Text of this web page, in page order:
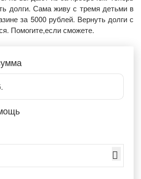
долги. Сама живу с тремя детьми в
за 5000 рублей. Вернуть долги с
Помогите,если сможете.